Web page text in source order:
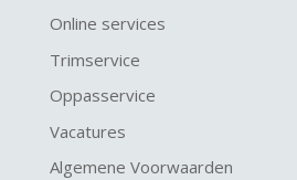
Online services
Trimservice
Oppasservice
Vacatures
Algemene Voorwaarden